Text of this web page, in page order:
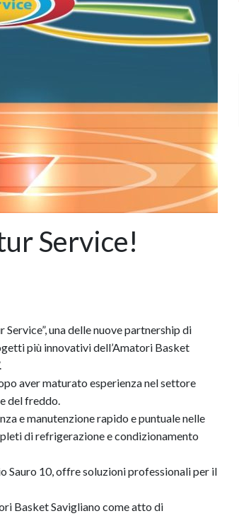
Service!
una delle nuove partnership di
più innovativi dell’Amatori Basket
aver maturato esperienza nel settore
del freddo.
e manutenzione rapido e puntuale nelle
di refrigerazione e condizionamento
Sauro 10, offre soluzioni professionali per il
Basket Savigliano come atto di